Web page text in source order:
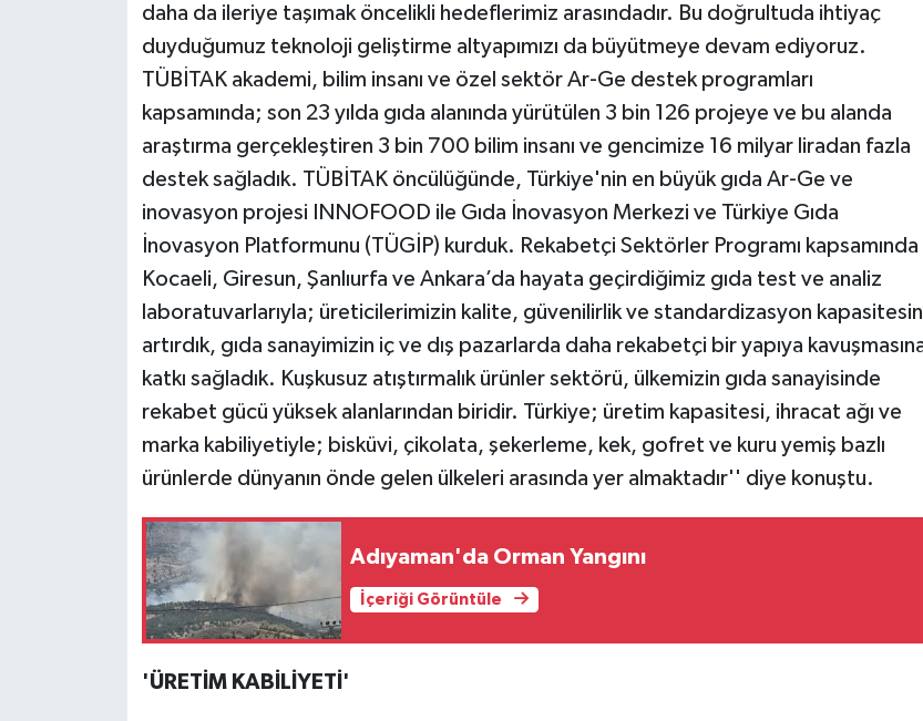
daha da ileriye taşımak öncelikli hedeflerimiz arasındadır. Bu doğrultuda ihtiyaç
duyduğumuz teknoloji geliştirme altyapımızı da büyütmeye devam ediyoruz.
TÜBİTAK akademi, bilim insanı ve özel sektör Ar-Ge destek programları
kapsamında; son 23 yılda gıda alanında yürütülen 3 bin 126 projeye ve bu alanda
araştırma gerçekleştiren 3 bin 700 bilim insanı ve gencimize 16 milyar liradan fazla
destek sağladık. TÜBİTAK öncülüğünde, Türkiye'nin en büyük gıda Ar-Ge ve
inovasyon projesi INNOFOOD ile Gıda İnovasyon Merkezi ve Türkiye Gıda
İnovasyon Platformunu (TÜGİP) kurduk. Rekabetçi Sektörler Programı kapsamında
Kocaeli, Giresun, Şanlıurfa ve Ankara’da hayata geçirdiğimiz gıda test ve analiz
laboratuvarlarıyla; üreticilerimizin kalite, güvenilirlik ve standardizasyon
artırdık, gıda sanayimizin iç ve dış pazarlarda daha rekabetçi bir yapıya
katkı sağladık. Kuşkusuz atıştırmalık ürünler sektörü, ülkemizin gıda sanayisinde
rekabet gücü yüksek alanlarından biridir. Türkiye; üretim kapasitesi, ihracat ağı ve
marka kabiliyetiyle; bisküvi, çikolata, şekerleme, kek, gofret ve kuru yemiş bazlı
ürünlerde dünyanın önde gelen ülkeleri arasında yer almaktadır'' diye konuştu.
Adıyaman'da Orman Yangını
İçeriği Görüntüle
'ÜRETİM KABİLİYETİ'